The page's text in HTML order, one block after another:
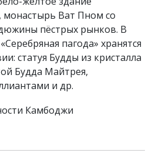
монастырь Ват Пном со
пёстрых рынков. В
пагода» хранятся
статуя Будды из кристалла
Будда Майтрея,
и др.